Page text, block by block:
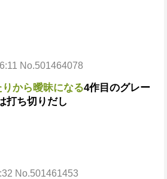
No.501464078
から曖昧になる4作目のグレー
打ち切りだし
No.501461453